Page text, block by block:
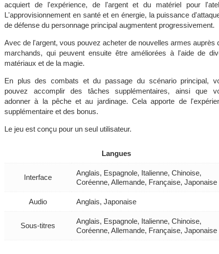
acquiert de l'expérience, de l'argent et du matériel pour
L'approvisionnement en santé et en énergie, la puissance
de défense du personnage principal augmentent progressivement.
Avec de l'argent, vous pouvez acheter de nouvelles armes auprès
marchands, qui peuvent ensuite être améliorées à l'aide de
matériaux et de la magie.
En plus des combats et du passage du scénario principal,
pouvez accomplir des tâches supplémentaires, ainsi que
adonner à la pêche et au jardinage. Cela apporte de
supplémentaire et des bonus.
Le jeu est conçu pour un seul utilisateur.
Langues
Interface
Anglais, Espagnole, Italienne, Chinoise,
Coréenne, Allemande, Française, Japonaise
Audio Anglais, Japonaise
Sous-titres
Anglais, Espagnole, Italienne, Chinoise,
Coréenne, Allemande, Française, Japonaise